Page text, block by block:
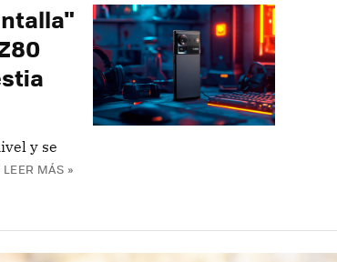
y se
LEER MÁS »